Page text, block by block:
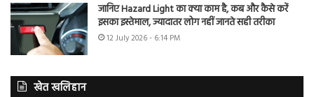
जानिए Hazard Light का क्या काम है, कब और कैसे करें
इसका इस्तेमाल, ज्यादातर लोग नहीं जानते सही तरीका
12 July 2026 - 6:14 PM
खेत खलिहान